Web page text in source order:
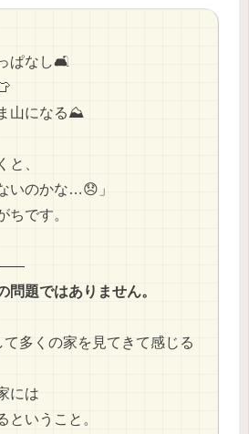
ぱなし🛋️
山になる⛰️
と、
いのかな…😞」
ちです。
——
問題ではありません。
多くの家を見てきて感じる
には
ということ。